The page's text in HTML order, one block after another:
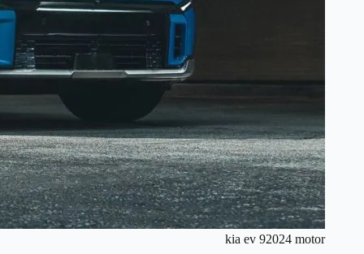
kia ev 92024 motor